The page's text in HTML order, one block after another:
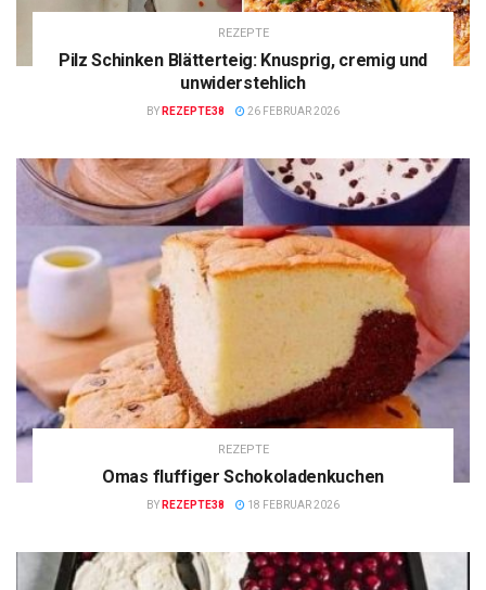
REZEPTE
Pilz Schinken Blätterteig: Knusprig, cremig und
unwiderstehlich
BY REZEPTE38 26 FEBRUAR 2026
REZEPTE
Omas fluffiger Schokoladenkuchen
BY REZEPTE38 18 FEBRUAR 2026